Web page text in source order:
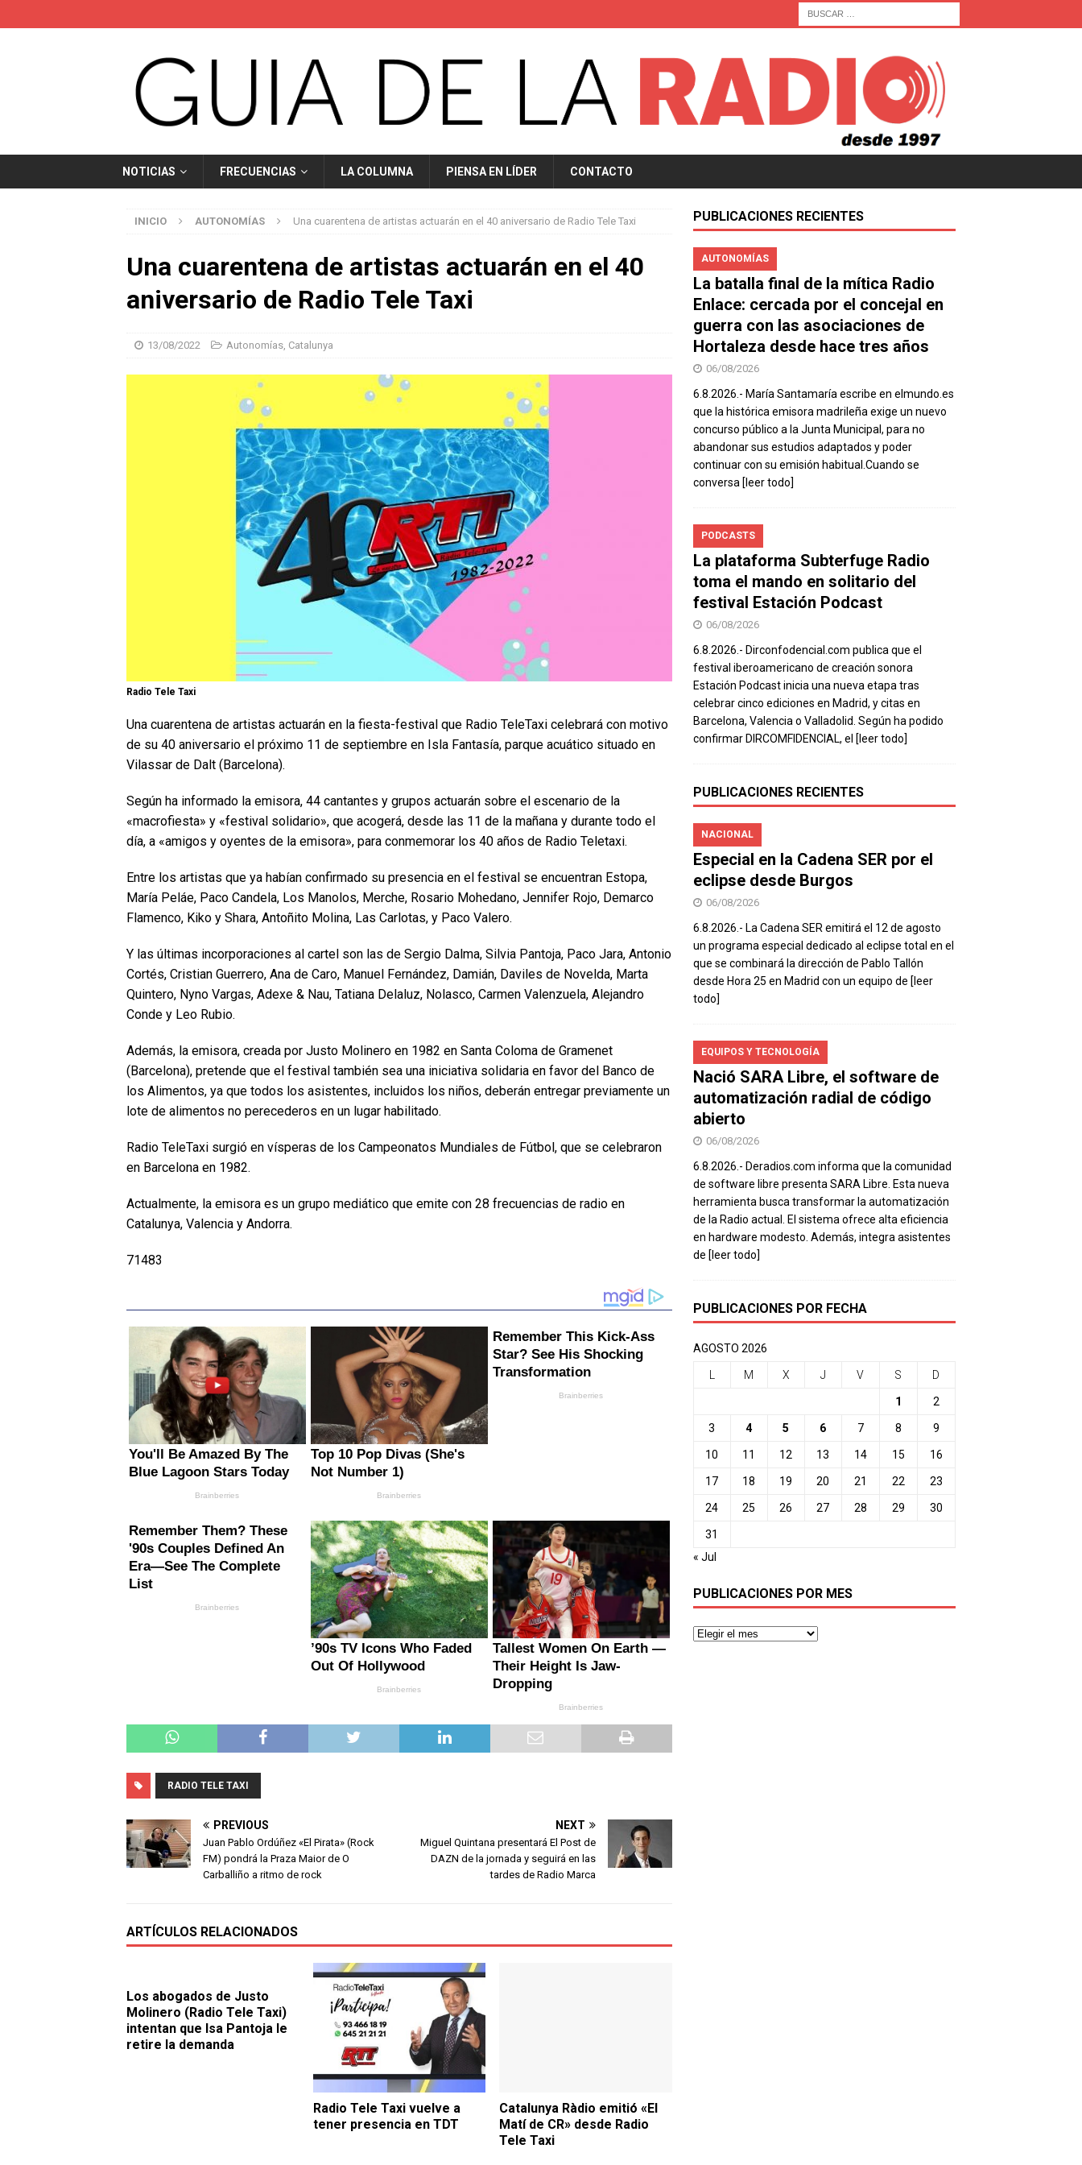
NOTICIAS FRECUENCIAS LA COLUMNA PIENSA EN LÍDER CONTACTO
INICIO AUTONOMÍAS Una cuarentena de artistas actuarán en el 40 aniversario de Radio Tele Taxi
Una cuarentena de artistas actuarán en el 40
aniversario de Radio Tele Taxi
13/08/2022 Autonomías Catalunya
Radio Tele Taxi
Una cuarentena de artistas actuarán en la fiesta-festival que Radio TeleTaxi celebrará con motivo
de su 40 aniversario el próximo 11 de septiembre en Isla Fantasía, parque acuático situado en
Vilassar de Dalt (Barcelona).
Según ha informado la emisora, 44 cantantes y grupos actuarán sobre el escenario de la
«macrofiesta» y «festival solidario», que acogerá, desde las 11 de la mañana y durante todo el
día, a «amigos y oyentes de la emisora», para conmemorar los 40 años de Radio Teletaxi.
Entre los artistas que ya habían confirmado su presencia en el festival se encuentran Estopa,
María Peláe, Paco Candela, Los Manolos, Merche, Rosario Mohedano, Jennifer Rojo, Demarco
Flamenco, Kiko y Shara, Antoñito Molina, Las Carlotas, y Paco Valero.
Y las últimas incorporaciones al cartel son las de Sergio Dalma, Silvia Pantoja, Paco Jara, Antonio
Cortés, Cristian Guerrero, Ana de Caro, Manuel Fernández, Damián, Daviles de Novelda, Marta
Quintero, Nyno Vargas, Adexe & Nau, Tatiana Delaluz, Nolasco, Carmen Valenzuela, Alejandro
Conde y Leo Rubio.
Además, la emisora, creada por Justo Molinero en 1982 en Santa Coloma de Gramenet
(Barcelona), pretende que el festival también sea una iniciativa solidaria en favor del Banco de
los Alimentos, ya que todos los asistentes, incluidos los niños, deberán entregar previamente un
lote de alimentos no perecederos en un lugar habilitado.
Radio TeleTaxi surgió en vísperas de los Campeonatos Mundiales de Fútbol, que se celebraron
en Barcelona en 1982.
Actualmente, la emisora es un grupo mediático que emite con 28 frecuencias de radio en
Catalunya, Valencia y Andorra.
71483
RADIO TELE TAXI
PREVIOUS
Juan Pablo Ordúñez «El Pirata» (Rock
FM) pondrá la Praza Maior de O
Carballiño a ritmo de rock
NEXT
Miguel Quintana presentará El Post de
DAZN de la jornada y seguirá en las
tardes de Radio Marca
ARTÍCULOS RELACIONADOS
Los abogados de Justo
Molinero (Radio Tele Taxi)
intentan que Isa Pantoja le
retire la demanda
Radio Tele Taxi vuelve a
tener presencia en TDT
Catalunya Ràdio emitió «El
Matí de CR» desde Radio
Tele Taxi
PUBLICACIONES RECIENTES
AUTONOMÍAS
La batalla final de la mítica Radio
Enlace: cercada por el concejal en
guerra con las asociaciones de
Hortaleza desde hace tres años
06/08/2026
6.8.2026.- María Santamaría escribe en elmundo.es
que la histórica emisora madrileña exige un nuevo
concurso público a la Junta Municipal, para no
abandonar sus estudios adaptados y poder
continuar con su emisión habitual.Cuando se
conversa [leer todo]
PODCASTS
La plataforma Subterfuge Radio
toma el mando en solitario del
festival Estación Podcast
06/08/2026
6.8.2026.- Dirconfodencial.com publica que el
festival iberoamericano de creación sonora
Estación Podcast inicia una nueva etapa tras
celebrar cinco ediciones en Madrid, y citas en
Barcelona, Valencia o Valladolid. Según ha podido
confirmar DIRCOMFIDENCIAL, el [leer todo]
PUBLICACIONES RECIENTES
NACIONAL
Especial en la Cadena SER por el
eclipse desde Burgos
06/08/2026
6.8.2026.- La Cadena SER emitirá el 12 de agosto
un programa especial dedicado al eclipse total en el
que se combinará la dirección de Pablo Tallón
desde Hora 25 en Madrid con un equipo de [leer
todo]
EQUIPOS Y TECNOLOGÍA
Nació SARA Libre, el software de
automatización radial de código
abierto
06/08/2026
6.8.2026.- Deradios.com informa que la comunidad
de software libre presenta SARA Libre. Esta nueva
herramienta busca transformar la automatización
de la Radio actual. El sistema ofrece alta eficiencia
en hardware modesto. Además, integra asistentes
de [leer todo]
PUBLICACIONES POR FECHA
AGOSTO 2026
L M X J V S D
1 2
3 4 5 6 7 8 9
10 11 12 13 14 15 16
17 18 19 20 21 22 23
24 25 26 27 28 29 30
31
« Jul
PUBLICACIONES POR MES